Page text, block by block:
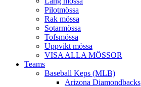
Pilotmössa
Rak mössa
Sotarmössa
Tofsmössa
Uppvikt mössa
VISA ALLA MÖSSOR
Teams
Baseball Keps (MLB)
Arizona Diamondbacks